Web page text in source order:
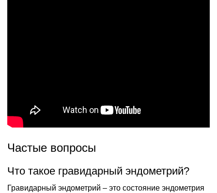
Частые вопросы
Что такое гравидарный эндометрий?
Гравидарный эндометрий – это состояние эндометрия